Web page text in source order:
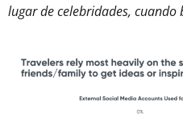
lugar de celebridades,